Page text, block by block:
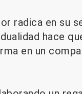
radica en su
hace
en un